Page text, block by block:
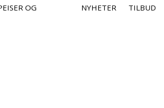
OG
NYHETER TILBUD